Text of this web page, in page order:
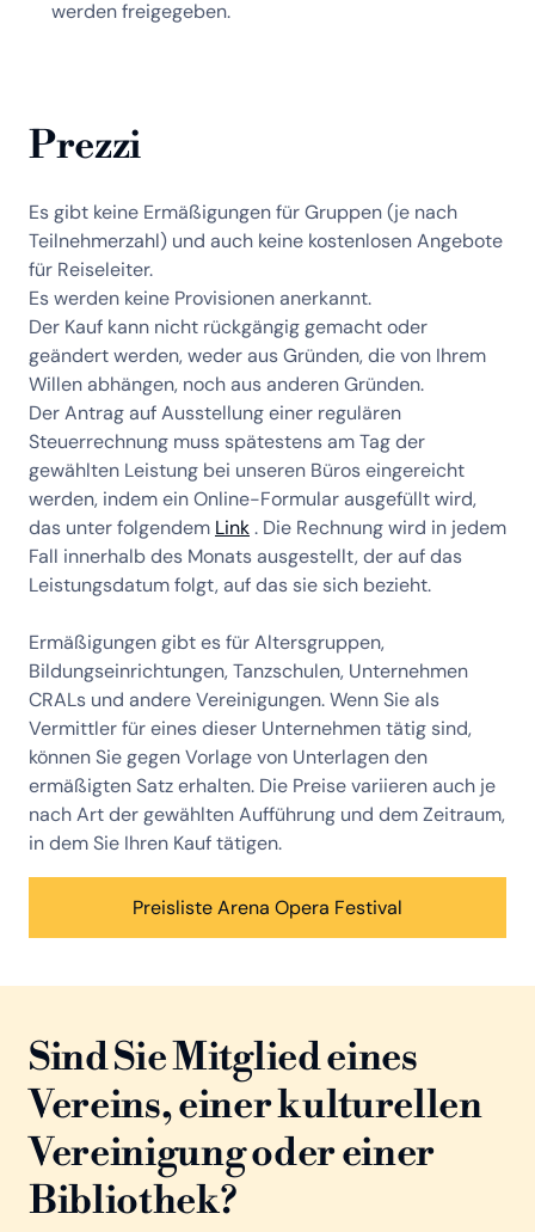
werden freigegeben.
Prezzi
Es gibt keine Ermäßigungen für Gruppen (je nach
Teilnehmerzahl) und auch keine kostenlosen Angebote
für Reiseleiter.
Es werden keine Provisionen anerkannt.
Der Kauf kann nicht rückgängig gemacht oder
geändert werden, weder aus Gründen, die von Ihrem
Willen abhängen, noch aus anderen Gründen.
Der Antrag auf Ausstellung einer regulären
Steuerrechnung muss spätestens am Tag der
gewählten Leistung bei unseren Büros eingereicht
werden, indem ein Online-Formular ausgefüllt wird,
das unter folgendem Link. Die Rechnung wird in jedem
Fall innerhalb des Monats ausgestellt, der auf das
Leistungsdatum folgt, auf das sie sich bezieht.
Ermäßigungen gibt es für Altersgruppen,
Bildungseinrichtungen, Tanzschulen, Unternehmen
CRALs und andere Vereinigungen. Wenn Sie als
Vermittler für eines dieser Unternehmen tätig sind,
können Sie gegen Vorlage von Unterlagen den
ermäßigten Satz erhalten. Die Preise variieren auch je
nach Art der gewählten Aufführung und dem Zeitraum,
in dem Sie Ihren Kauf tätigen.
Preisliste Arena Opera Festival
Sind Sie Mitglied eines
Vereins, einer kulturellen
Vereinigung oder einer
Bibliothek?